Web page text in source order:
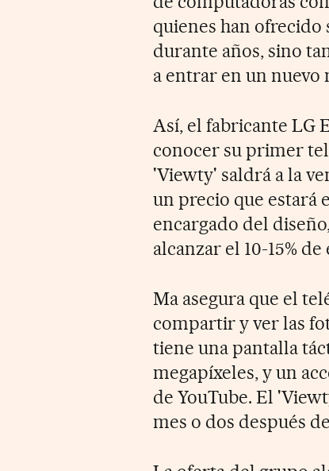
quienes han
durante años, sino
a entrar en un nuevo
Así, el fabricante LG
conocer su primer
'Viewty' saldrá a la
un precio que estará
encargado del
alcanzar el 10-15%
Ma asegura que el
compartir y ver las
tiene una pantalla
megapíxeles, y un
de YouTube. El
mes o dos después